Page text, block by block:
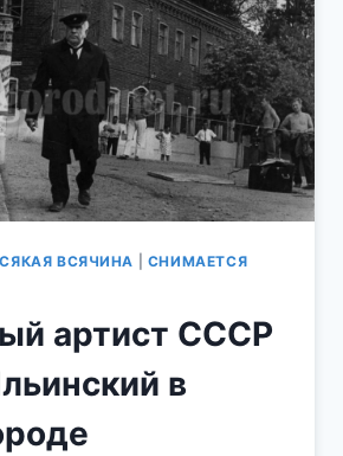
ВСЯЧИНА
СНИМАЕТСЯ
артист СССР
в